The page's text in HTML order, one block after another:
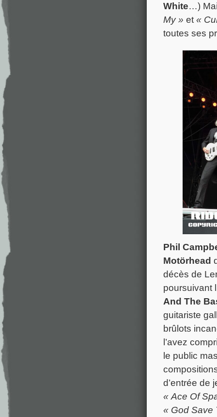
White…)
My » et «
toutes ses
Phil
Motörhead
décès de
poursuivant
And The
guitariste
brûlots
l’avez
le public
d’entrée de
« Ace Of
« God Save